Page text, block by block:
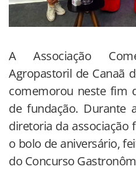
A Associação
Agropastoril de Canaã
comemorou neste fim
de fundação. Durante
diretoria da associação
o bolo de aniversário,
do Concurso